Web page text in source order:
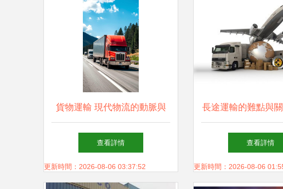
貨物運輸 現代物流的動脈與
挑戰
查看詳情
更新時間：2026-08-06 03:37:52
長途運輸的難點與
項解析
查看詳情
更新時間：2026-08-06